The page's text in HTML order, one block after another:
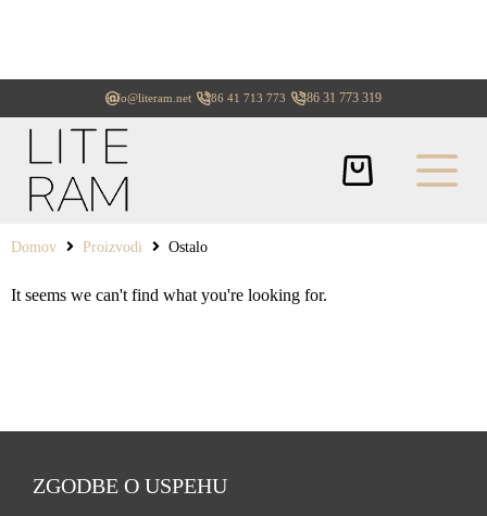
info@literam.net +386 41 713 773 +386 31 773 319
Domov Proizvodi Ostalo
It seems we can't find what you're looking for.
ZGODBE O USPEHU